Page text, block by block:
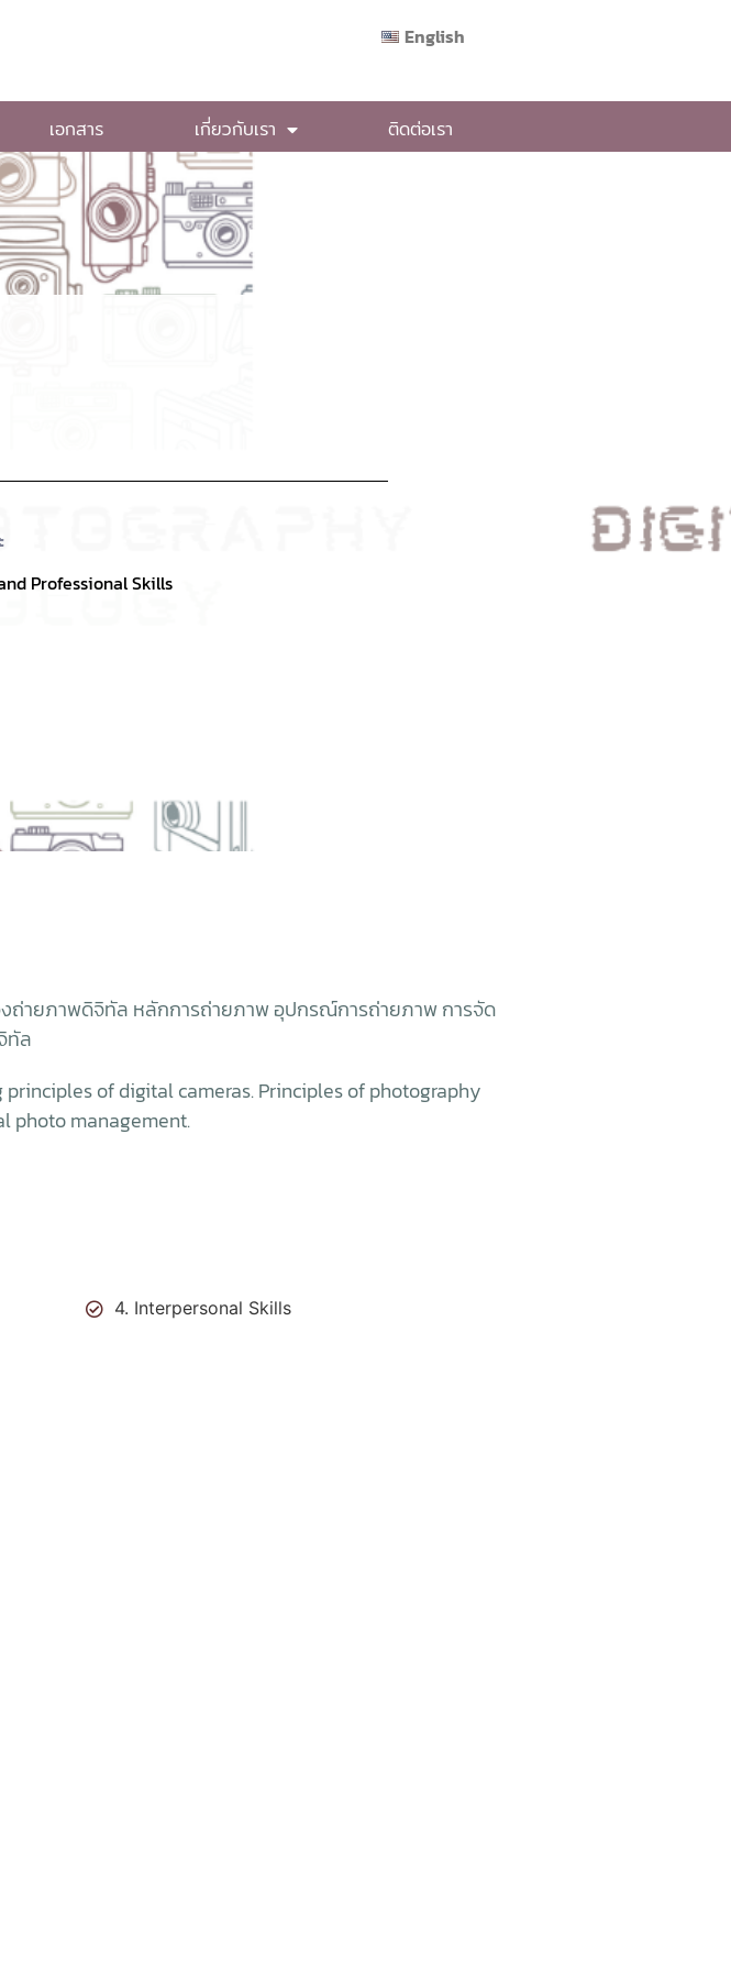
English
เอกสาร เกี่ยวกับเรา ติดต่อเรา
Professional Skills
ถ่ายภาพดิจิทัล หลักการถ่ายภาพ อุปกรณ์การถ่ายภาพ การจัด
ทัล
of digital cameras. Principles of photography
photo management.
4. Interpersonal Skills